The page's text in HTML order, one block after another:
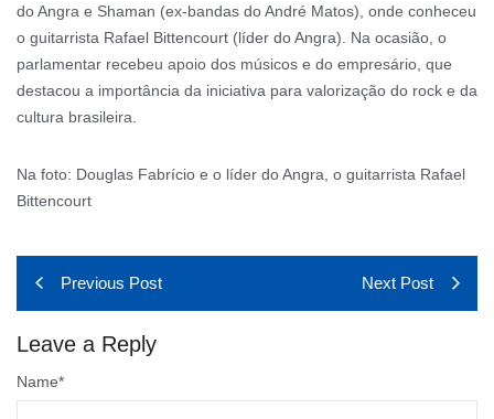
do Angra e Shaman (ex-bandas do André Matos), onde conheceu
o guitarrista Rafael Bittencourt (líder do Angra). Na ocasião, o
parlamentar recebeu apoio dos músicos e do empresário, que
destacou a importância da iniciativa para valorização do rock e da
cultura brasileira.
Na foto: Douglas Fabrício e o líder do Angra, o guitarrista Rafael
Bittencourt
Previous Post Next Post
Leave a Reply
Name*